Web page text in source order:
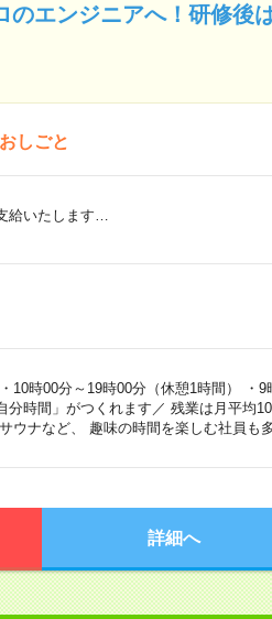
のエンジニアへ！研修後
しごと
給いたします…
時00分～19時00分（休憩1時間） ・9
時間」がつくれます／ 残業は月平均
ウナなど、 趣味の時間を楽しむ社員も
詳細へ